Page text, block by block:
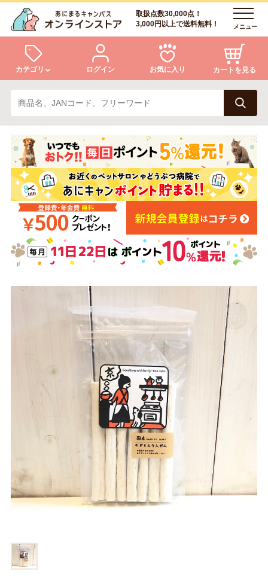
取扱点数30,000点！
3,000円以上で送料無料！
メニュー
カテゴリ
犬 猫
小動物・鳥 アクア・爬虫類・昆虫
ドッグフード キャットフード
美容・ケア用品 服・おさんぽ用品
日用品（デイリー）
トリマーグッズ シニアサポート
ログイン お気に入り カートを見る
ログイン
会員登録
あにまるキャンパスについて
アフターサービス
商品リクエスト